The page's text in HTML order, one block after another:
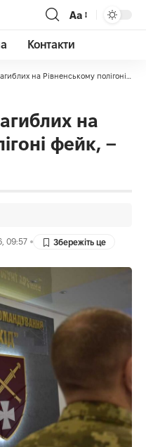
Аа
Контакти
на Рівненському полігоні фейк, – ОК “Захід”
на
фейк, –
09:57